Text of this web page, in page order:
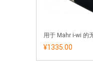
用于 Mahr i-wi 的
¥1335.00